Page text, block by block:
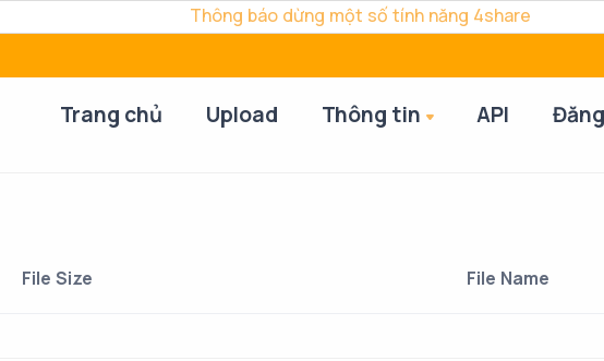
Thông báo dừng một số tính năng 4share
Trang chủ Upload Thông tin API
File Size File Name